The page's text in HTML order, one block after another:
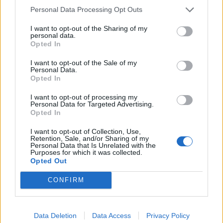
Personal Data Processing Opt Outs
I want to opt-out of the Sharing of my
personal data.
Opted In
I want to opt-out of the Sale of my
Personal Data.
Opted In
I want to opt-out of processing my
Personal Data for Targeted Advertising.
Opted In
I want to opt-out of Collection, Use,
Retention, Sale, and/or Sharing of my
Personal Data that Is Unrelated with the
Purposes for which it was collected.
Opted Out
CONFIRM
Data Deletion Data Access Privacy Policy
informações e pela rápida evolução tecnológica. O
potencial cognitivo humano permanece, mas o seu
desenvolvimento depende de como o cérebro é
exercitado no cotidiano”, finalizou Fabiano de Abreu
Ígor Lopes
250”, depois de, na edição anterior, ter integrado o
conquistou o primeiro título ATP da carreira ao
derrotar o belga Alexander Blockx na final, encerrando
forte presença de tenistas portugueses e pela projeção
internacional do evento.
O torneio arrancou com a fase de qualificação, nos dias
18 e 19 de julho, reunindo dezenas de atletas em busca
abertura contou com a presença do presidente da
Câmara Municipal de Cascais, Nuno Piteira Lopes,
acompanhado pelo executivo municipal, assinalando o
início de uma competição que voltou a colocar o
concelho no centro do calendário internacional do
ténis.
Apesar das desistências de última hora de jogadores
CONTINUAR A LER
ATUALIDADE
Castelo Branco: “Bienal
Internacional de Artes e Ofícios”